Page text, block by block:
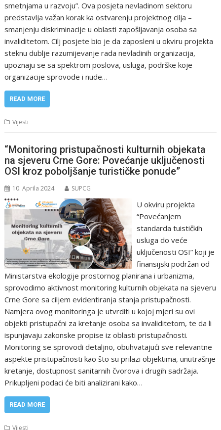
smetnjama u razvoju”. Ova posjeta nevladinom sektoru
predstavlja važan korak ka ostvarenju projektnog cilja –
smanjenju diskriminacije u oblasti zapošljavanja osoba sa
invaliditetom. Cilj posjete bio je da zaposleni u okviru projekta
steknu dublje razumijevanje rada nevladinih organizacija,
upoznaju se sa spektrom poslova, usluga, podrške koje
organizacije sprovode i nude…
READ MORE
Vijesti
“Monitoring pristupačnosti kulturnih objekata
na sjeveru Crne Gore: Povećanje uključenosti
OSI kroz poboljšanje turističke ponude”
10. Aprila 2024. SUPCG
U okviru projekta
“Povećanjem
standarda tuističkih
usluga do veće
uključenosti OSI” koji je
finansijski podržan od
Ministarstva ekologije prostornog planirana i urbanizma,
sprovodimo aktivnost monitoring kulturnih objekata na sjeveru
Crne Gore sa ciljem evidentiranja stanja pristupačnosti.
Namjera ovog monitoringa je utvrditi u kojoj mjeri su ovi
objekti pristupačni za kretanje osoba sa invaliditetom, te da li
ispunjavaju zakonske propise iz oblasti pristupačnosti.
Monitoring se sprovodi detaljno, obuhvatajući sve relevantne
aspekte pristupačnosti kao što su prilazi objektima, unutrašnje
kretanje, dostupnost sanitarnih čvorova i drugih sadržaja.
Prikupljeni podaci će biti analizirani kako…
READ MORE
Vijesti